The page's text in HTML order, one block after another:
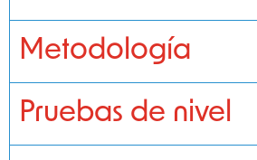
Metodología
Pruebas de nivel